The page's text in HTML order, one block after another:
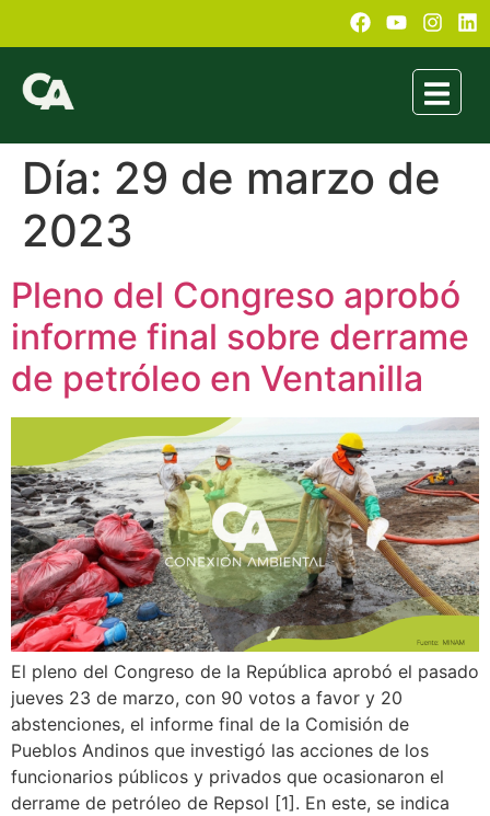
Día: 29 de marzo de
2023
Pleno del Congreso aprobó
informe final sobre derrame
de petróleo en Ventanilla
El pleno del Congreso de la República aprobó el pasado
jueves 23 de marzo, con 90 votos a favor y 20
abstenciones, el informe final de la Comisión de
Pueblos Andinos que investigó las acciones de los
funcionarios públicos y privados que ocasionaron el
derrame de petróleo de Repsol [1]. En este, se indica